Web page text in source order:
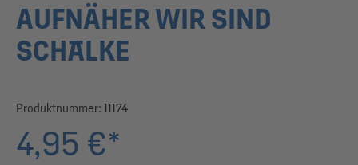
AUFNÄHER WIR SIND
SCHALKE
Produktnummer: 11174
4,95 €*